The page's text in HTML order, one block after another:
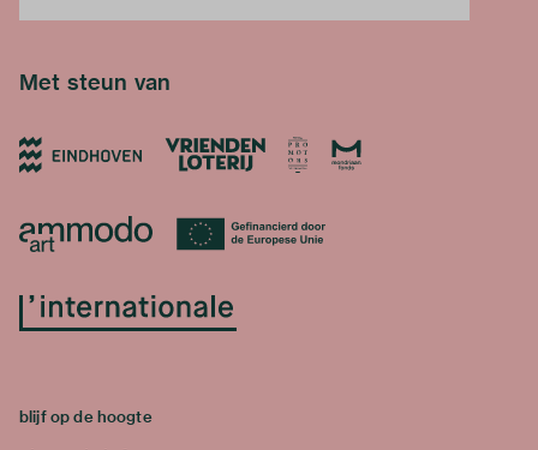
Met steun van
blijf op de hoogte